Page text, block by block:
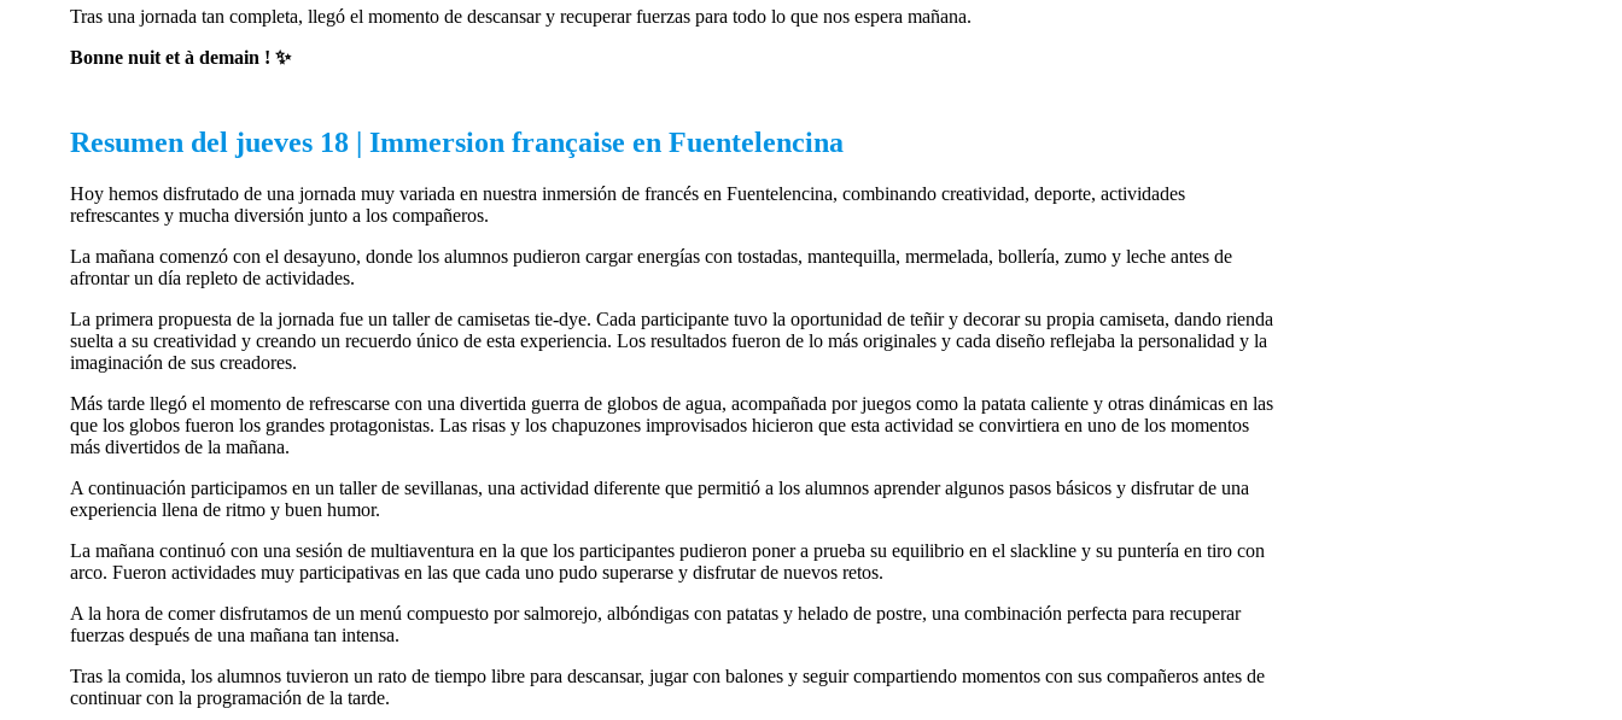
Tras una jornada tan completa, llegó el momento de descansar y recuperar fuerzas para todo lo que nos espera mañana.
Bonne nuit et à demain ! ✨
Resumen del jueves 18 | Immersion française en Fuentelencina
Hoy hemos disfrutado de una jornada muy variada en nuestra inmersión de francés en Fuentelencina, combinando creatividad, deporte, actividades
refrescantes y mucha diversión junto a los compañeros.
La mañana comenzó con el desayuno, donde los alumnos pudieron cargar energías con tostadas, mantequilla, mermelada, bollería, zumo y leche antes de
afrontar un día repleto de actividades.
La primera propuesta de la jornada fue un taller de camisetas tie-dye. Cada participante tuvo la oportunidad de teñir y decorar su propia camiseta, dando rienda
suelta a su creatividad y creando un recuerdo único de esta experiencia. Los resultados fueron de lo más originales y cada diseño reflejaba la personalidad y la
imaginación de sus creadores.
Más tarde llegó el momento de refrescarse con una divertida guerra de globos de agua, acompañada por juegos como la patata caliente y otras dinámicas en las
que los globos fueron los grandes protagonistas. Las risas y los chapuzones improvisados hicieron que esta actividad se convirtiera en uno de los momentos
más divertidos de la mañana.
A continuación participamos en un taller de sevillanas, una actividad diferente que permitió a los alumnos aprender algunos pasos básicos y disfrutar de una
experiencia llena de ritmo y buen humor.
La mañana continuó con una sesión de multiaventura en la que los participantes pudieron poner a prueba su equilibrio en el slackline y su puntería en tiro con
arco. Fueron actividades muy participativas en las que cada uno pudo superarse y disfrutar de nuevos retos.
A la hora de comer disfrutamos de un menú compuesto por salmorejo, albóndigas con patatas y helado de postre, una combinación perfecta para recuperar
fuerzas después de una mañana tan intensa.
Tras la comida, los alumnos tuvieron un rato de tiempo libre para descansar, jugar con balones y seguir compartiendo momentos con sus compañeros antes de
continuar con la programación de la tarde.